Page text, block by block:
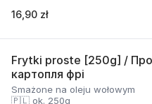
16,90 zł
Frytki proste [250g] /
картопля фрі
Smażone na oleju wołowym
🇵🇱 ok. 250g